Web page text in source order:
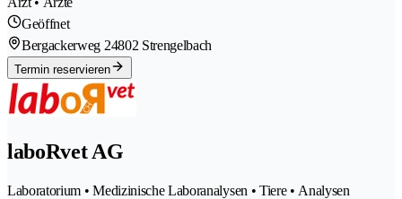
Geöffnet
Bergackerweg 24802 Strengelbach
Termin reservieren
laboRvet AG
Laboratorium • Medizinische Laboranalysen • Tiere • Analysen